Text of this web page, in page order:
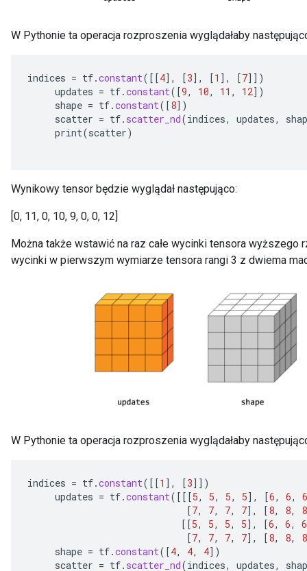
W Pythonie ta operacja rozproszenia wyglądałaby
indices = tf.constant( [[4] , [3] , [1 ] , [7]] )
updates = tf.constant( [9, 10, 11 , 12] )
shape = tf.constant( [8] )
scatter = tf. scatter_nd(indices, updates,
print(scatter)
Wynikowy tensor będzie wyglądał następująco:
[0, 11, 0, 10, 9, 0, 0, 12]
Można także wstawić na raz całe wycinki tensora wyższego
wycinki w pierwszym wymiarze tensora rangi 3 z dwiema
W Pythonie ta operacja rozproszenia wyglądałaby
indices = tf.constant( [[1 ] , [3]] )
updates = tf.constant( [[[5, 5, 5, 5] , [6, 6,
6
[7, 7, 7, 7] , [8, 8,
8
[[5, 5, 5, 5] , [6, 6,
6
[7, 7, 7, 7] , [8, 8,
8
shape = tf.constant( [4, 4, 4] )
scatter = tf. scatter_nd(indices, updates,